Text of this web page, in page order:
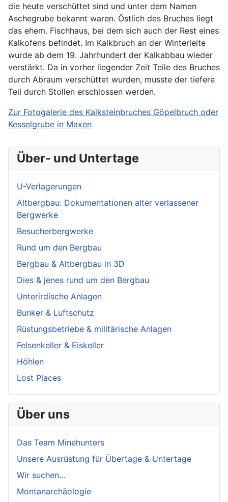
die heute verschüttet sind und unter dem Namen
Aschegrube bekannt waren. Östlich des Bruches liegt
das ehem. Fischhaus, bei dem sich auch der Rest eines
Kalkofens befindet. Im Kalkbruch an der Winterleite
wurde ab dem 19. Jahrhundert der Kalkabbau wieder
verstärkt. Da in vorher liegender Zeit Teile des Bruches
durch Abraum verschüttet wurden, musste der tiefere
Teil durch Stollen erschlossen werden.
Zur Fotogalerie des Kalksteinbruches Göpelbruch oder
Kesselgrube in Maxen
Über- und Untertage
U-Verlagerungen
Altbergbau: Dokumentationen alter verlassener
Bergwerke
Besucherbergwerke
Rund um den Bergbau
Bergbau & Altbergbau in 3D
Dies & jenes rund um den Bergbau
Unterirdische Anlagen
Bunker & Luftschutz
Rüstungsbetriebe & militärische Anlagen
Felsenkeller & Eiskeller
Höhlen
Lost Places
Über uns
Das Team Minehunters
Unsere Ausrüstung für Übertage & Untertage
Wir suchen...
Montanarchäologie